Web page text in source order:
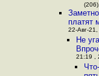
платят
22-Авг-
Не
21:19 ,